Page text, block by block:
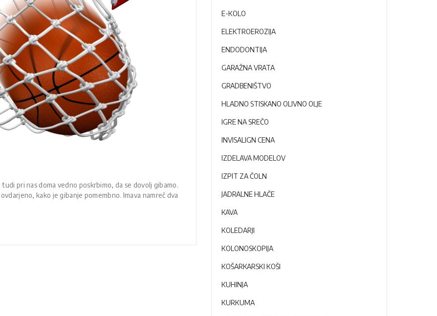
pri nas doma vedno poskrbimo, da se dovolj gibamo.
kako je gibanje pomembno. Imava namreč dva
E-KOLO
ELEKTROEROZIJA
ENDODONTIJA
GARAŽNA VRATA
GRADBENIŠTVO
HLADNO STISKANO OLIVNO OLJE
IGRE NA SREČO
INVISALIGN CENA
IZDELAVA MODELOV
IZPIT ZA ČOLN
JADRALNE HLAČE
KAVA
KOLEDARJI
KOLONOSKOPIJA
KOŠARKARSKI KOŠI
KUHINJA
KURKUMA